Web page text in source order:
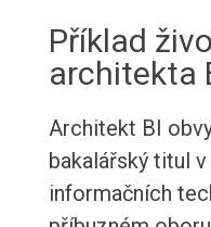
Příklad
architekta
Architekt BI
bakalářský titul
informačních